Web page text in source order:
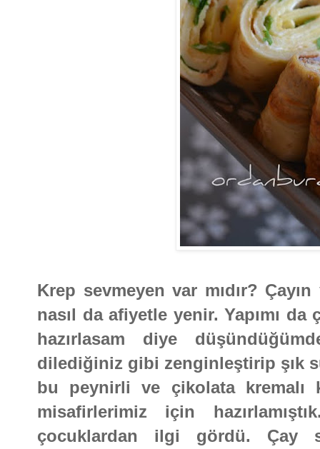
Krep sevmeyen var mıdır?
nasıl da afiyetle yenir. Yapımı
hazırlasam diye
dilediğiniz gibi zenginleştirip şık
bu peynirli ve çikolata kremalı
misafirlerimiz için
çocuklardan ilgi gördü. Çay